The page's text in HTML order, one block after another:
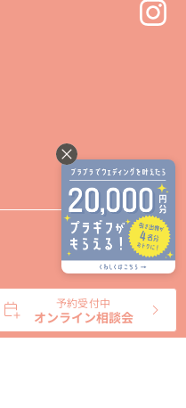
予約受付中
オンライン相談会